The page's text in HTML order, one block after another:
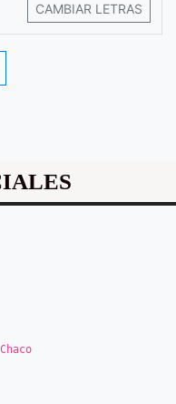
CAMBIAR LETRAS